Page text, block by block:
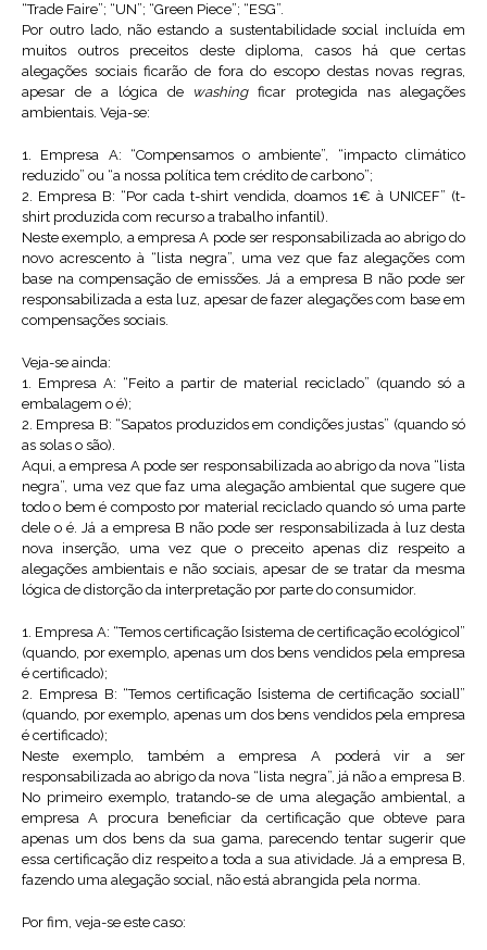
“Trade Faire”; “UN”; “Green Piece”; “ESG”.
Por outro lado, não estando a sustentabilidade social incluída em
muitos outros preceitos deste diploma, casos há que certas
alegações sociais ficarão de fora do escopo destas novas regras,
apesar de a lógica de
washingficar protegida nas alegações
ambientais. Veja-se:
1. Empresa A: “Compensamos o ambiente”, “impacto climático
reduzido” ou “a nossa política tem crédito de carbono”;
2. Empresa B: “Por cada t-shirt vendida, doamos 1€ à UNICEF” (t-
shirt produzida com recurso a trabalho infantil).
Neste exemplo, a empresa A pode ser responsabilizada ao abrigo do
novo acrescento à “lista negra”, uma vez que faz alegações com
base na compensação de emissões. Já a empresa B não pode ser
responsabilizada a esta luz, apesar de fazer alegações com base em
compensações sociais.
Veja-se ainda:
1. Empresa A: “Feito a partir de material reciclado” (quando só a
embalagem o é);
2. Empresa B: “Sapatos produzidos em condições justas” (quando só
as solas o são).
Aqui, a empresa A pode ser responsabilizada ao abrigo da nova “lista
negra”, uma vez que faz uma alegação ambiental que sugere que
todo o bem é composto por material reciclado quando só uma parte
dele o é. Já a empresa B não pode ser responsabilizada à luz desta
nova inserção, uma vez que o preceito apenas diz respeito a
alegações ambientais e não sociais, apesar de se tratar da mesma
lógica de distorção da interpretação por parte do consumidor.
1. Empresa A: “Temos certificação [sistema de certificação ecológico]”
(quando, por exemplo, apenas um dos bens vendidos pela empresa
é certificado);
2. Empresa B: “Temos certificação [sistema de certificação social]”
(quando, por exemplo, apenas um dos bens vendidos pela empresa
é certificado);
Neste exemplo, também a empresa A poderá vir a ser
responsabilizada ao abrigo da nova “lista negra”, já não a empresa B.
No primeiro exemplo, tratando-se de uma alegação ambiental, a
empresa A procura beneficiar da certificação que obteve para
apenas um dos bens da sua gama, parecendo tentar sugerir que
essa certificação diz respeito a toda a sua atividade. Já a empresa B,
fazendo uma alegação social, não está abrangida pela norma.
Por fim, veja-se este caso: